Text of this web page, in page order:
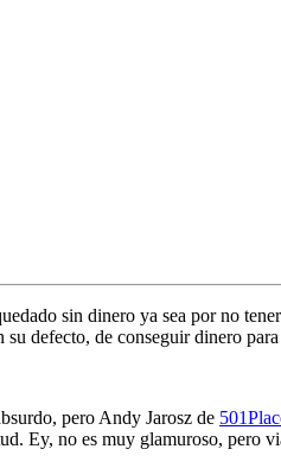
sin dinero ya sea por no
defecto, de conseguir dinero
pero Andy Jarosz de
Ey, no es muy glamuroso, pero